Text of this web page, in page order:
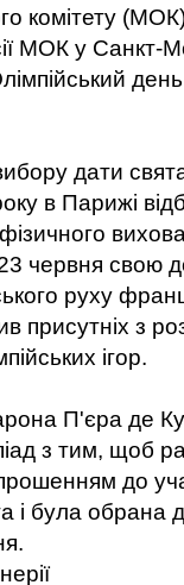
комітету
МОК у Санкт-
дати
в Парижі
червня свою
руху
присутніх з
ігор.
П'єра де
з тим, щоб
до
і була обрана